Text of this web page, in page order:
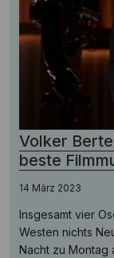
Volker
beste
14 März 2023
Insgesamt vier
Westen nichts
Nacht zu Montag